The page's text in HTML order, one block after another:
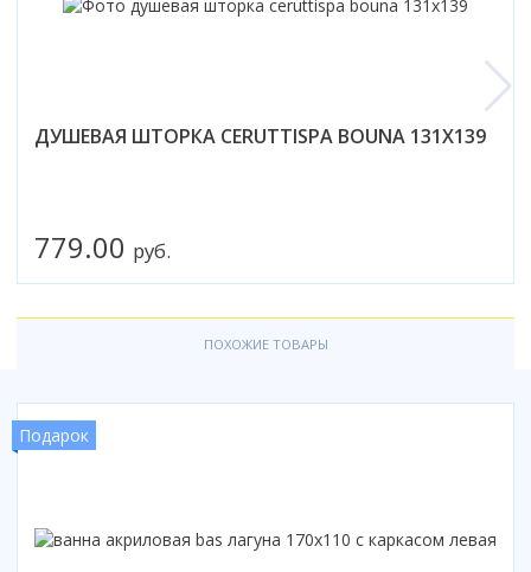
Смотреть все
С распашной дверью
Высота кабины
Высокие
200 см
Комплектующие
Коврик для душевой кабины
ДУШЕВАЯ ШТОРКА CERUTTISPA BOUNA 131X139
779.00 руб.
ПОХОЖИЕ ТОВАРЫ
Подарок